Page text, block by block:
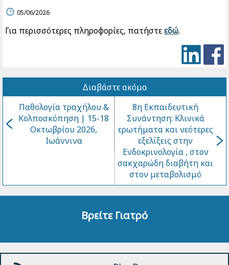
05/06/2026
Για περισσότερες πληροφορίες, πατήστεεδώ.
Διαβάστε ακόμα
Παθολογία τραχήλου &
Κολποσκόπηση | 15-18
Οκτωβρίου 2026,
Ιωάννινα
8η Εκπαιδευτική
Συνάντηση: Κλινικά
ερωτήματα και νεότερες
εξελίξεις στην
Ενδοκρινολογία , στον
σακχαρώδη διαβήτη και
στον μεταβολισμό
Βρείτε Γιατρό